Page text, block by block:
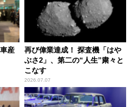
産
再び偉業達成！ 探査機「はや
ぶさ2」、第二の“人生”粛々と
こなす
2026.07.07